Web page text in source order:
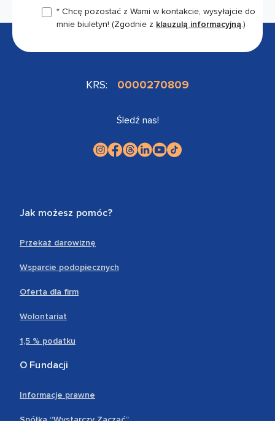
* Chcę pozostać z Wami w kontakcie, wysyłajcie do
mnie biuletyn! (Zgodnie z klauzulą informacyjną.)
KRS: 0000270809
Śledź nas!
Jak możesz pomóc?
Przekaż darowiznę
Wsparcie podopiecznych
Oferta dla firm
Wolontariat
1,5 % podatku
O Fundacji
Informacje prawne